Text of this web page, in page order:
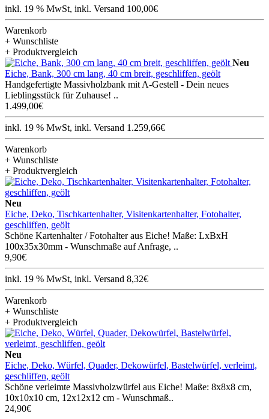
inkl. 19 % MwSt, inkl. Versand 100,00€
Warenkorb
+ Wunschliste
+ Produktvergleich
Neu
Eiche, Bank, 300 cm lang, 40 cm breit, geschliffen, geölt
Handgefertigte Massivholzbank mit A-Gestell - Dein neues
Lieblingsstück für Zuhause! ..
1.499,00€
inkl. 19 % MwSt, inkl. Versand 1.259,66€
Warenkorb
+ Wunschliste
+ Produktvergleich
Neu
Eiche, Deko, Tischkartenhalter, Visitenkartenhalter, Fotohalter,
geschliffen, geölt
Schöne Kartenhalter / Fotohalter aus Eiche! Maße: LxBxH
100x35x30mm - Wunschmaße auf Anfrage, ..
9,90€
inkl. 19 % MwSt, inkl. Versand 8,32€
Warenkorb
+ Wunschliste
+ Produktvergleich
Neu
Eiche, Deko, Würfel, Quader, Dekowürfel, Bastelwürfel, verleimt,
geschliffen, geölt
Schöne verleimte Massivholzwürfel aus Eiche! Maße: 8x8x8 cm,
10x10x10 cm, 12x12x12 cm - Wunschmaß..
24,90€